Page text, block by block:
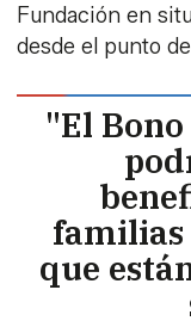
Fundación en
desde el punto
"El
familias
que